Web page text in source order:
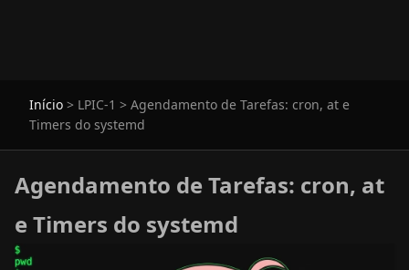
Início > LPIC-1 > Agendamento de Tarefas: cron, at e
Timers do systemd
Agendamento de Tarefas: cron, at
e Timers do systemd